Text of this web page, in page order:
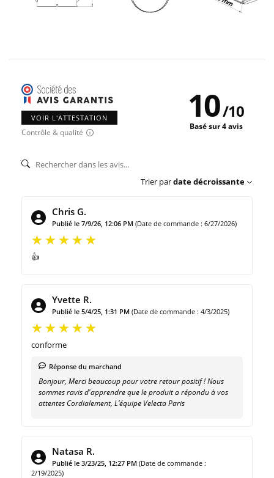
VOIR L'ATTESTATION
Contrôle & qualité
10/10
Basé sur 4 avis
Trier pardate décroissante
Chris G.
Publié le 7/9/26, 12:06 PM (Date de commande : 6/27/2026)
👍
Yvette R.
Publié le 5/4/25, 1:31 PM (Date de commande : 4/3/2025)
conforme
Réponse du marchand
Bonjour, Merci beaucoup pour votre retour positif ! Nous
sommes ravis d'apprendre que le produit a répondu à vos
attentes Cordialement, L’équipe Velecta Paris
Natasa R.
Publié le 3/23/25, 12:27 PM (Date de commande :
2/19/2025)